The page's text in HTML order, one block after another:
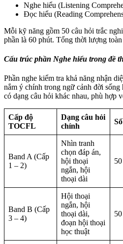
Nghe hiểu (Listening
Đọc hiểu (Reading
Mỗi kỹ năng gồm 50 câu hỏi trắc
phần là 60 phút. Tổng thời lượng
Cấu trúc phần Nghe hiểu trong đề
Phần nghe kiểm tra khả năng nhận
nắm ý chính trong ngữ cảnh đời
có dạng câu hỏi khác nhau, phù hợp
Cấp độ
TOCFL
Dạng câu hỏi
chính
Band A (Cấp
1 – 2)
Nhìn tranh
chọn đáp án,
hội thoại
ngắn, hội
thoại dài
Band B (Cấp
3 – 4)
Hội thoại
ngắn, hội
thoại dài,
đoạn hội thoại
học thuật